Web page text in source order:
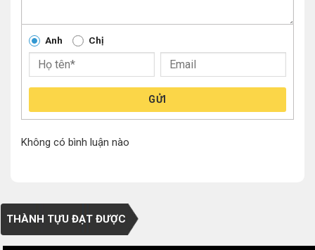
Anh Chị
GỬI
Không có bình luận nào
THÀNH TỰU ĐẠT ĐƯỢC